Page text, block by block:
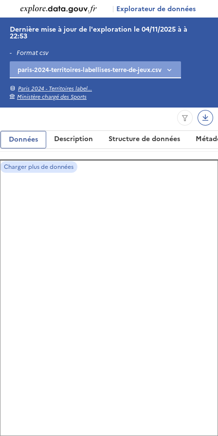
| Explorateur de données
Dernière mise à jour de l'exploration le 04/11/2025 à à
22:53
- Format csv
Paris 2024 - Territoires label...
Ministère chargé des Sports
Données Description Structure de données
Charger plus de données